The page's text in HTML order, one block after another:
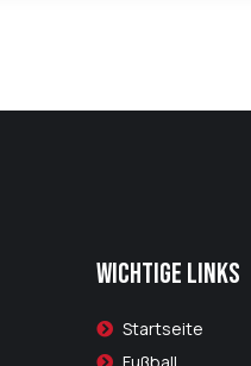
Wichtige Links
Startseite